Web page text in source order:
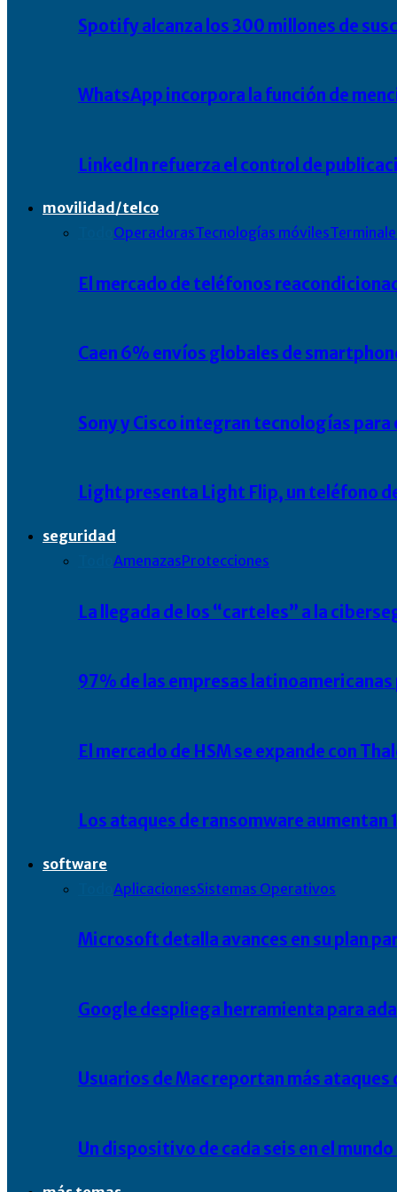
Spotify alcanza los 300 millones de
WhatsApp incorpora la función de
LinkedIn refuerza el control de
movilidad/telco
OperadorasTecnologías móviles
El mercado de teléfonos
Caen 6% envíos globales de
Sony y Cisco integran tecnologías
Light presenta Light Flip, un teléfono
seguridad
AmenazasProtecciones
La llegada de los “carteles” a la
97% de las empresas
El mercado de HSM se expande con
Los ataques de ransomware
software
AplicacionesSistemas Operativos
Microsoft detalla avances en su plan
Google despliega herramienta para
Usuarios de Mac reportan más
Un dispositivo de cada seis en el